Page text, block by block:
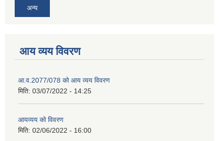
अन्य
आय व्यय विवरण
आ.व.2077/078 को आय व्यय विवरण
मिति: 03/07/2022 - 14:25
आयव्यय को विवरण
मिति: 02/06/2022 - 16:00